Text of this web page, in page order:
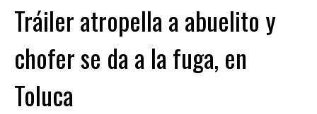
Tráiler atropella a abuelito y
chofer se da a la fuga, en
Toluca